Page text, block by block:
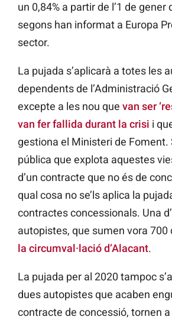
un 0,84% a partir de l’1 de gener
segons han informat a Europa
sector.
La pujada s’aplicarà a totes les
dependents de l’Administració
excepte a les nou que van ser
van fer fallida durant la crisi i
gestiona el Ministeri de Foment.
pública que explota aquestes
d’un contracte que no és de
qual cosa no se’ls aplica la
contractes concessionals. Una
autopistes, que sumen vora 700
la circumval·lació d’Alacant.
La pujada per al 2020 tampoc
dues autopistes que acaben
contracte de concessió, tornen a